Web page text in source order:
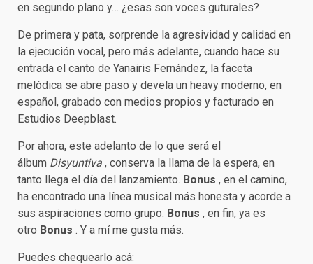
en segundo plano y… ¿esas son voces guturales?
De primera y pata, sorprende la agresividad y calidad en
la ejecución vocal, pero más adelante, cuando hace su
entrada el canto de Yanairis Fernández, la faceta
melódica se abre paso y devela un heavy moderno, en
español, grabado con medios propios y facturado en
Estudios Deepblast.
Por ahora, este adelanto de lo que será el
álbum Disyuntiva , conserva la llama de la espera, en
tanto llega el día del lanzamiento. Bonus , en el camino,
ha encontrado una línea musical más honesta y acorde a
sus aspiraciones como grupo. Bonus , en fin, ya es
otro Bonus . Y a mí me gusta más.
Puedes chequearlo acá: